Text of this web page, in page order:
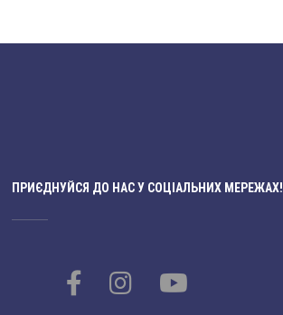
ПРИЄДНУЙСЯ ДО НАС У СОЦІАЛЬНИХ МЕРЕЖАХ!